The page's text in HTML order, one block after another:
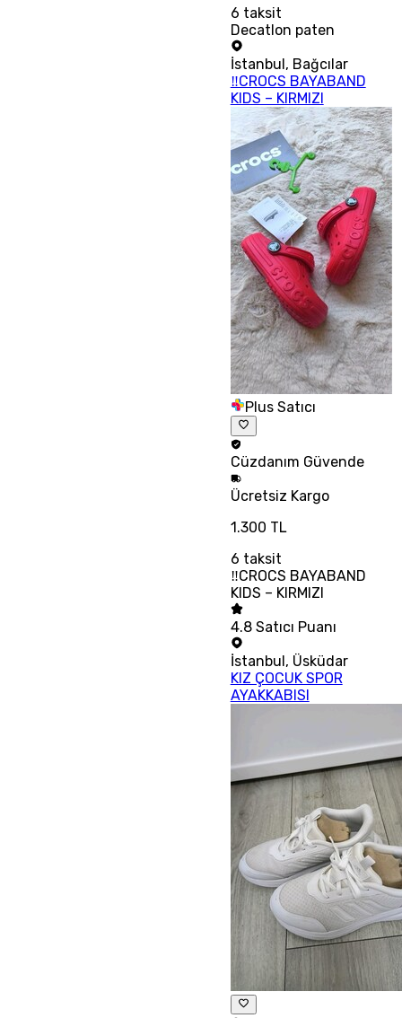
6 taksit
Decatlon paten
İstanbul , Bağcılar
‼CROCS BAYABAND
KIDS – KIRMIZI
Plus Satıcı
Cüzdanım Güvende
Ücretsiz Kargo
1.300 TL
6 taksit
‼CROCS BAYABAND
KIDS – KIRMIZI
4.8 Satıcı Puanı
İstanbul, Üsküdar
KIZ ÇOCUK SPOR
AYAKKABISI